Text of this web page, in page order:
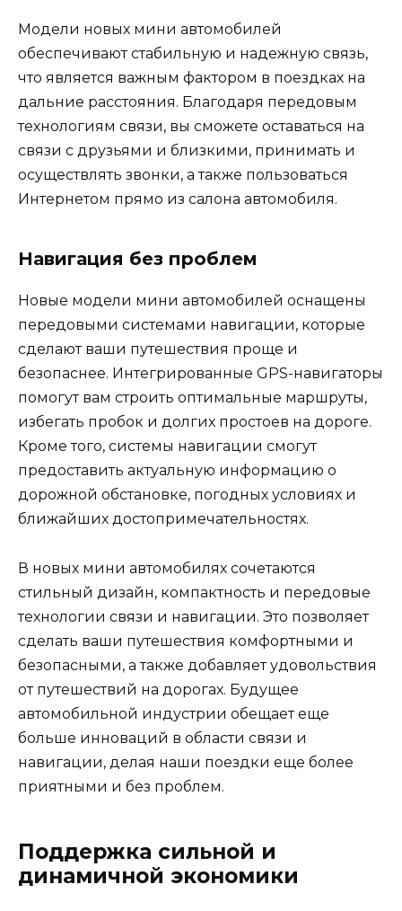
Модели новых мини автомобилей
обеспечивают стабильную и надежную связь,
что является важным фактором в поездках на
дальние расстояния. Благодаря передовым
технологиям связи, вы сможете оставаться на
связи с друзьями и близкими, принимать и
осуществлять звонки, а также пользоваться
Интернетом прямо из салона автомобиля.
Навигация без проблем
Новые модели мини автомобилей оснащены
передовыми системами навигации, которые
сделают ваши путешествия проще и
безопаснее. Интегрированные GPS-навигаторы
помогут вам строить оптимальные маршруты,
избегать пробок и долгих простоев на дороге.
Кроме того, системы навигации смогут
предоставить актуальную информацию о
дорожной обстановке, погодных условиях и
ближайших достопримечательностях.
В новых мини автомобилях сочетаются
стильный дизайн, компактность и передовые
технологии связи и навигации. Это позволяет
сделать ваши путешествия комфортными и
безопасными, а также добавляет удовольствия
от путешествий на дорогах. Будущее
автомобильной индустрии обещает еще
больше инноваций в области связи и
навигации, делая наши поездки еще более
приятными и без проблем.
Поддержка сильной и
динамичной экономики